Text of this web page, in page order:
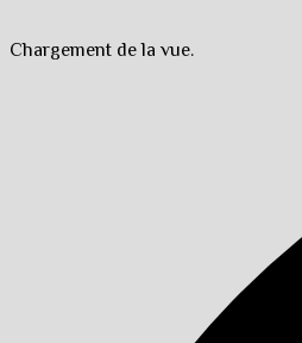
Chargement de la vue.